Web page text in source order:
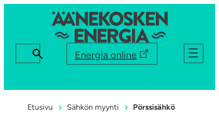
Energia online
Etusivu Sähkön myynti Pörssisähkö